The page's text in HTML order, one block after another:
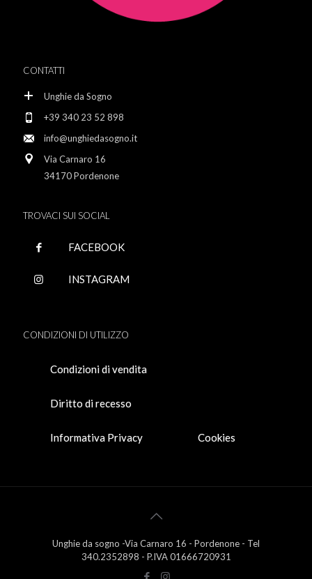
CONTATTI
Unghie da Sogno
+39 340 23 52 898
info@unghiedasogno.it
Via Carnaro 16
34170 Pordenone
TROVACI SUI SOCIAL
FACEBOOK
INSTAGRAM
CONDIZIONI DI UTILIZZO
Condizioni di vendita
Diritto di recesso
Informativa Privacy Cookies
Unghie da sogno -Via Carnaro 16 - Pordenone - Tel
340.2352898 - P.IVA 01666720931